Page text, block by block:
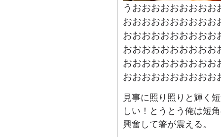
うおおおおおおおお
おおおおおおおおおお
おおおおおおおおおお
おおおおおおおおおお
おおおおおおおおおお
おおおおおおおおおお
見事に照り照りと輝く
しい！とうとう俺は短
興奮して箸が震える。